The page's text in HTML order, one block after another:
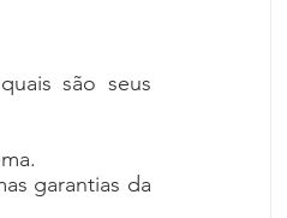
são seus
garantias da